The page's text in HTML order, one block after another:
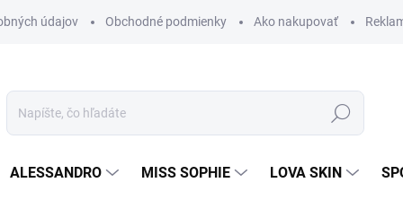
údajov Obchodné podmienky Ako nakupovať
Hľadať
ALESSANDRO MISS SOPHIE LOVA SKIN